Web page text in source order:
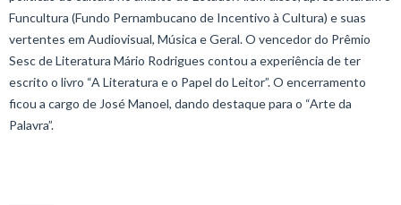
Funcultura (Fundo Pernambucano de Incentivo à Cultura) e suas
vertentes em Audiovisual, Música e Geral. O vencedor do Prêmio
Sesc de Literatura Mário Rodrigues contou a experiência de ter
escrito o livro “A Literatura e o Papel do Leitor”. O encerramento
ficou a cargo de José Manoel, dando destaque para o “Arte da
Palavra”.